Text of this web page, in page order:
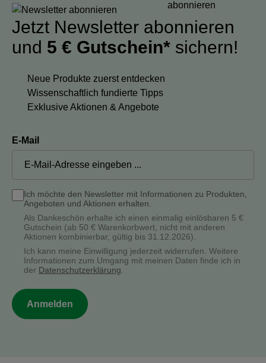
Jetzt Newsletter abonnieren
und 5 € Gutschein* sichern!
Neue Produkte zuerst entdecken
Wissenschaftlich fundierte Tipps
Exklusive Aktionen & Angebote
E-Mail
Ich möchte den Newsletter mit Informationen zu Produkten,
Angeboten und Aktionen erhalten.
Als Dankeschön erhalte ich einen einmalig einlösbaren 5 €
Gutschein (ab 50 € Warenkorbwert, nicht mit anderen
Aktionen kombinierbar, gültig bis 31.12.2026).
Ich kann meine Einwilligung jederzeit widerrufen. Weitere
Informationen zum Umgang mit meinen Daten finde ich in
der Datenschutzerklärung.
Anmelden